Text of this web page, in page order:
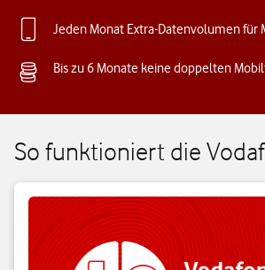
Jeden Monat Extra-Datenvolumen für
Bis zu 6 Monate keine doppelten
So funktioniert die